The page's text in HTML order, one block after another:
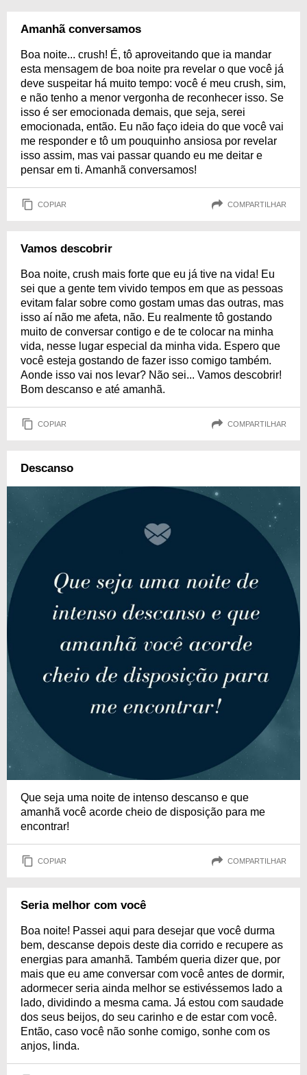
Amanhã conversamos
Boa noite... crush! É, tô aproveitando que ia mandar
esta mensagem de boa noite pra revelar o que você já
deve suspeitar há muito tempo: você é meu crush, sim,
e não tenho a menor vergonha de reconhecer isso. Se
isso é ser emocionada demais, que seja, serei
emocionada, então. Eu não faço ideia do que você vai
me responder e tô um pouquinho ansiosa por revelar
isso assim, mas vai passar quando eu me deitar e
pensar em ti. Amanhã conversamos!
COPIAR COMPARTILHAR
Vamos descobrir
Boa noite, crush mais forte que eu já tive na vida! Eu
sei que a gente tem vivido tempos em que as pessoas
evitam falar sobre como gostam umas das outras, mas
isso aí não me afeta, não. Eu realmente tô gostando
muito de conversar contigo e de te colocar na minha
vida, nesse lugar especial da minha vida. Espero que
você esteja gostando de fazer isso comigo também.
Aonde isso vai nos levar? Não sei... Vamos descobrir!
Bom descanso e até amanhã.
COPIAR COMPARTILHAR
Descanso
Que seja uma noite de intenso descanso e que
amanhã você acorde cheio de disposição para me
encontrar!
COPIAR COMPARTILHAR
Seria melhor com você
Boa noite! Passei aqui para desejar que você durma
bem, descanse depois deste dia corrido e recupere as
energias para amanhã. Também queria dizer que, por
mais que eu ame conversar com você antes de dormir,
adormecer seria ainda melhor se estivéssemos lado a
lado, dividindo a mesma cama. Já estou com saudade
dos seus beijos, do seu carinho e de estar com você.
Então, caso você não sonhe comigo, sonhe com os
anjos, linda.